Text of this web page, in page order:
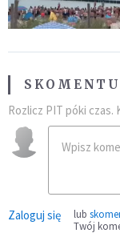
Rozlicz PIT póki czas.
Zaloguj się lub
Twój